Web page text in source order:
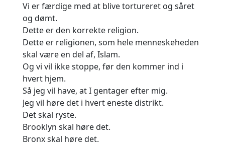
Vi er færdige med at blive tortureret og såret
og dømt.
Dette er den korrekte religion.
Dette er religionen, som hele menneskeheden
skal være en del af, Islam.
Og vi vil ikke stoppe, før den kommer ind i
hvert hjem.
Så jeg vil have, at I gentager efter mig.
Jeg vil høre det i hvert eneste distrikt.
Det skal ryste.
Brooklyn skal høre det.
Bronx skal høre det.